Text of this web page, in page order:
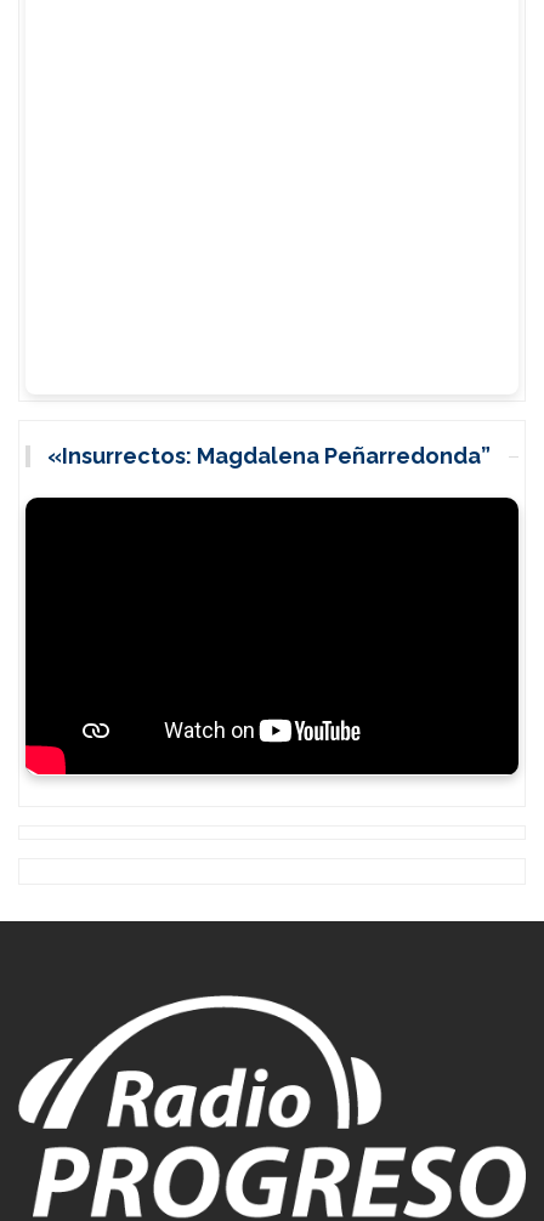
«Insurrectos: Magdalena Peñarredonda”